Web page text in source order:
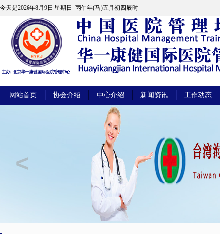
今天是2026年8月9日 星期日 丙午年(马)五月初四辰时
网站首页 协会介绍 中心介绍 新闻资讯 工作动态